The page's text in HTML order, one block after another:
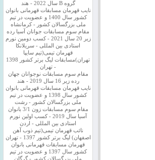
گروه B سال 2022 - هند
نایب قهرمان مسابقات قهرمانی بانوان
کشور سال 1400 و عضویت در تیم
ملی بزرگسالان کشور - کرمانشاه
مقام سوم مسابقات جوانان آسیا رده
زیر 20 سال 2021 - کسب دومین نورم
استادی بین المللی - سریلانکا
قهرمان تیمی(تیم سایپا
تهران)مسابقات لیگ برتر کشور 1398
- تهران
مقام سوم مسابقات نوجوانان جهان
رده زیر 16 سال 2019 - هند
نایب قهرمان مسابقات قهرمانی بانوان
کشور سال 1398 و عضویت در تیم
ملی بزرگسالان کشور - رشت
مقام سوم مسابقات زون 3/1 بانوان
آسیا سال 2019 - کسب اولین نورم
استادی بین المللی - اردن
نائب قهرمان تیمی(تیم ذوب آهن
اصفهان) لیگ برتر کشور 1397 - تهران
قهرمان مسابقات قهرمانی بانوان
کشور سال 1397 و عضویت در تیم
ملی بزرگسالان کشور - گرگان